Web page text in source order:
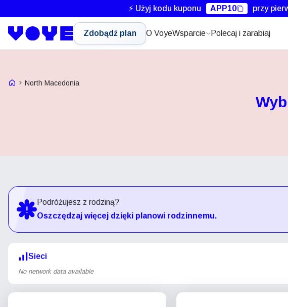
⚡ Użyj kodu kuponu APP10 przy
Zdobądź plan O VoyeWsparcie Polecaj i zarabiaj
Strona główna Voye
North Macedonia
Podróżujesz z rodziną?
Oszczędzaj więcej dzięki planowi rodzinnemu.
Sieci
No network data available